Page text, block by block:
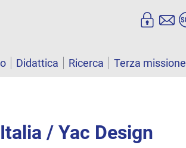
Didattica Ricerca Terza missione
/ Yac Design